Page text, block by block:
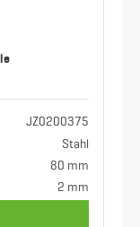
JZ0200375
Stahl
80 mm
2 mm